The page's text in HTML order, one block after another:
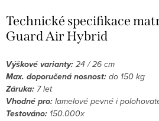
Technické specifikace
Guard Air Hybrid
Výškové varianty:24 / 26 cm
Max. doporučená nosnost:do 150 kg
Záruka: 7 let
Vhodné pro:lamelové pevné i
Testováno: 150.000x